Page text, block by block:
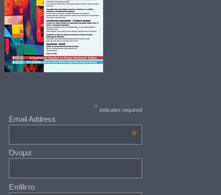
* indicates required
Email Address
*
Όνομα
Επίθετο